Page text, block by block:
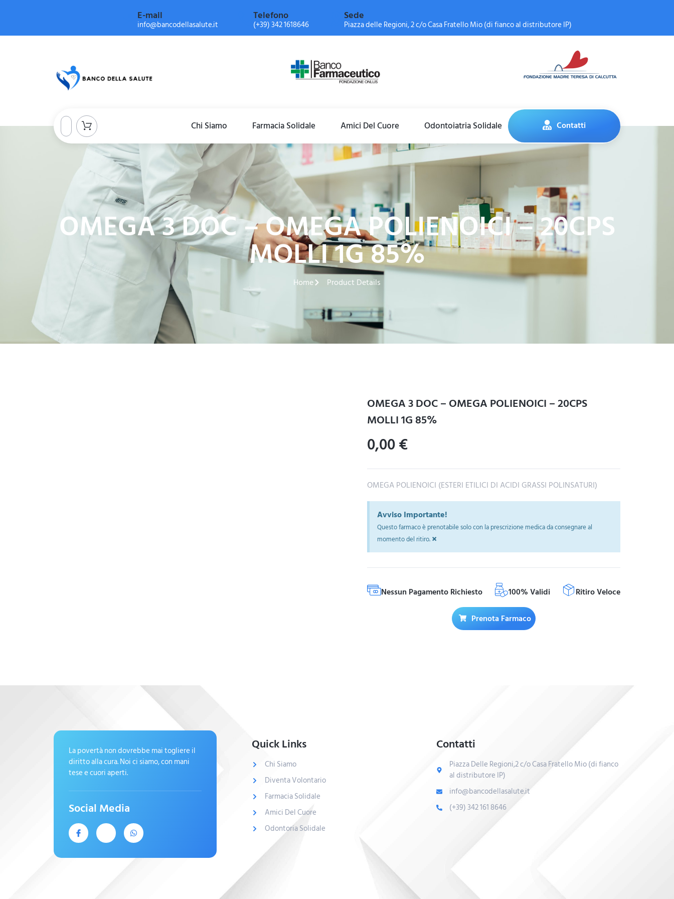
E-mail
info@bancodellasalute.it
Telefono
(+39) 342 1618646
Sede
Piazza delle Regioni, 2 c/o Casa Fratello Mio (di fianco al distributore IP)
Chi Siamo Farmacia Solidale Amici Del Cuore Odontoiatria Solidale Contatti
OMEGA 3 DOC – OMEGA POLIENOICI – 20CPS
MOLLI 1G 85%
Home Product Details
OMEGA 3 DOC – OMEGA POLIENOICI – 20CPS
MOLLI 1G 85%
0,00€
OMEGA POLIENOICI (ESTERI ETILICI DI ACIDI GRASSI POLINSATURI)
Avviso Importante!
Questo farmaco è prenotabile solo con la prescrizione medica da consegnare al
momento del ritiro.×
Nessun Pagamento Richiesto 100% Validi Ritiro Veloce
Prenota Farmaco
La povertà non dovrebbe mai togliere il
diritto alla cura. Noi ci siamo, con mani
tese e cuori aperti.
Social Media
Quick Links
Chi Siamo
Diventa Volontario
Farmacia Solidale
Amici Del Cuore
Odontoria Solidale
Contatti
Piazza Delle Regioni,2 c/o Casa Fratello Mio (di fianco
al distributore IP)
info@bancodellasalute.it
(+39) 342 161 8646